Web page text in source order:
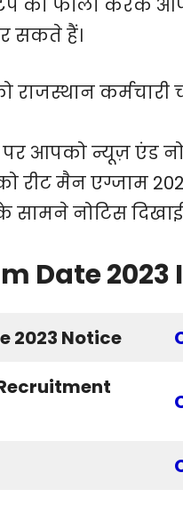
सकते हैं।
कर्मचारी
पर आपको न्यूज़ एंड
रीट मैनएग्जाम
नोटिस
Date
2023 Notice